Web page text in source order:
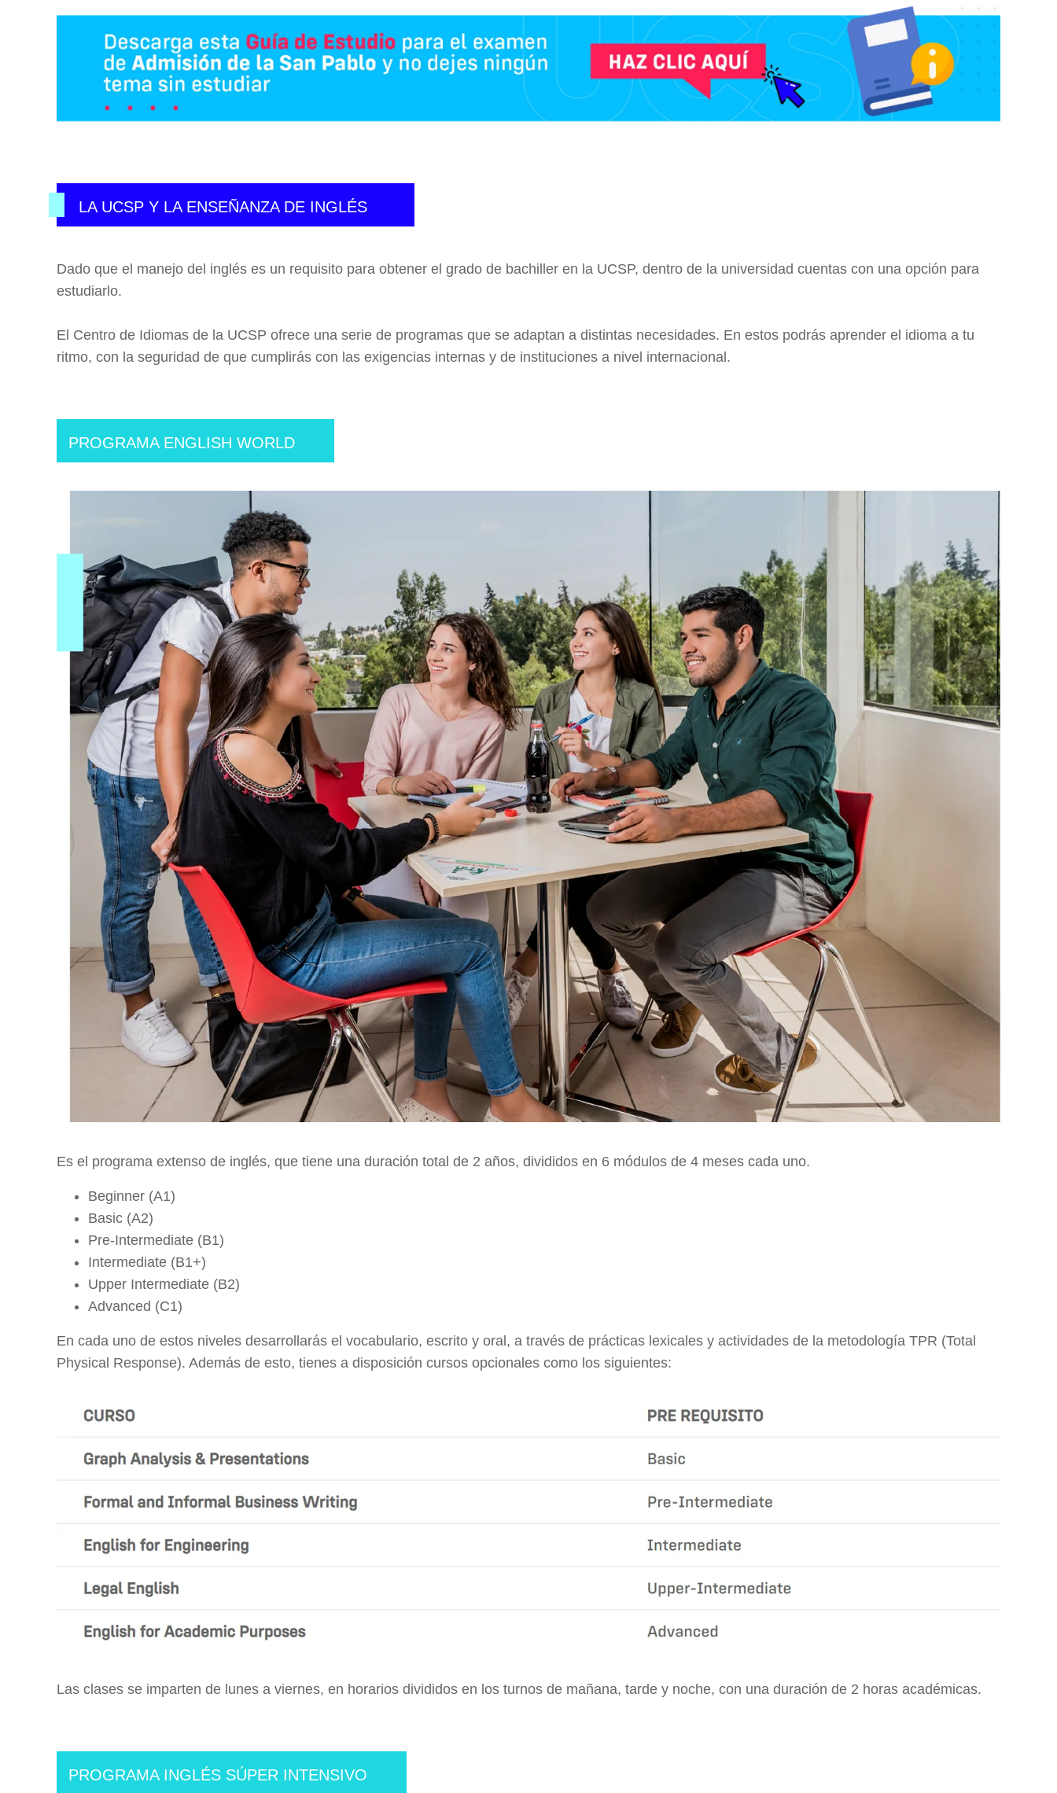
LA UCSP Y LA ENSEÑANZA DE INGLÉS
Dado que el manejo del inglés es un requisito para obtener el grado de bachiller en la UCSP, dentro de la universidad cuentas con una opción para
estudiarlo.
El Centro de Idiomas de la UCSP ofrece una serie de programas que se adaptan a distintas necesidades. En estos podrás aprender el idioma a tu
ritmo, con la seguridad de que cumplirás con las exigencias internas y de instituciones a nivel internacional.
PROGRAMA ENGLISH WORLD
Es el programa extenso de inglés, que tiene una duración total de 2 años, divididos en 6 módulos de 4 meses cada uno.
Beginner (A1)
Basic (A2)
Pre-Intermediate (B1)
Intermediate (B1+)
Upper Intermediate (B2)
Advanced (C1)
En cada uno de estos niveles desarrollarás el vocabulario, escrito y oral, a través de prácticas lexicales y actividades de la metodología TPR (Total
Physical Response). Además de esto, tienes a disposición cursos opcionales como los siguientes:
Las clases se imparten de lunes a viernes, en horarios divididos en los turnos de mañana, tarde y noche, con una duración de 2 horas académicas.
PROGRAMA INGLÉS SÚPER INTENSIVO